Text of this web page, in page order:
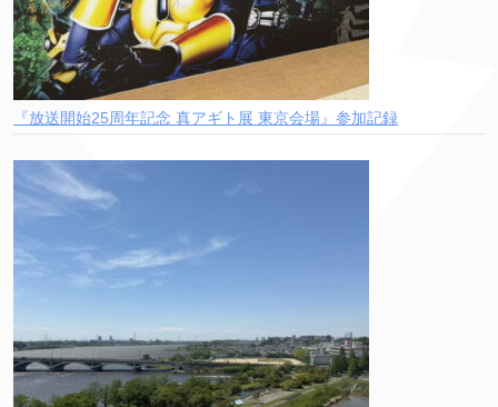
『放送開始25周年記念 真アギト展 東京会場』参加記録